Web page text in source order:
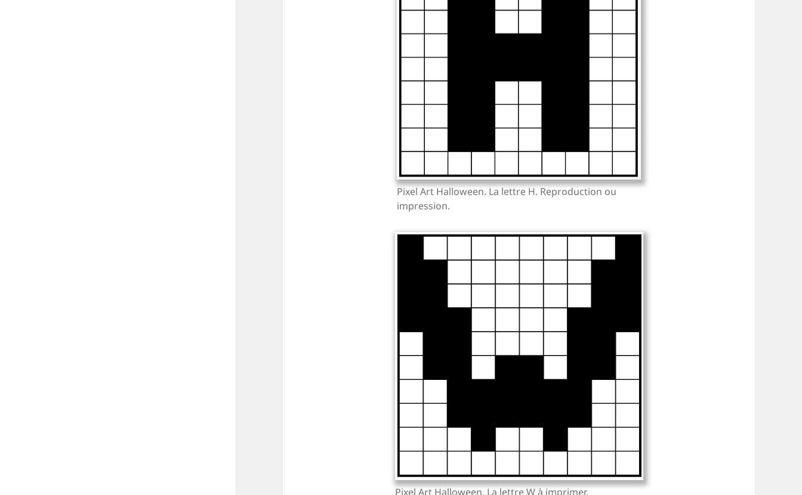
Pixel Art Halloween. La lettre H. Reproduction ou
impression.
Pixel Art Halloween. La lettre W à imprimer.